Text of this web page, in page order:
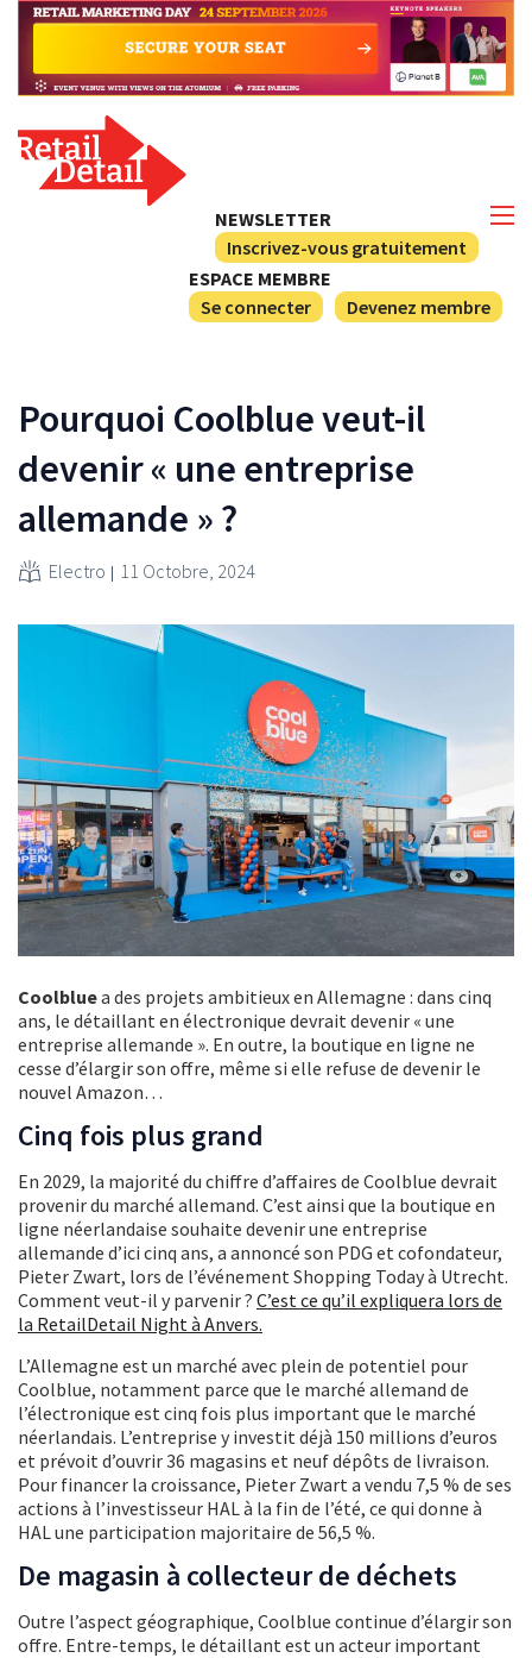
NEWSLETTER
Inscrivez-vous gratuitement
ESPACE MEMBRE
Se connecter
Devenez membre
Pourquoi Coolblue veut-il
devenir « une entreprise
allemande » ?
Electro 11 Octobre, 2024
Coolbluea des projets ambitieux en Allemagne : dans cinq
ans, le détaillant en électronique devrait devenir « une
entreprise allemande ». En outre, la boutique en ligne ne
cesse d’élargir son offre, même si elle refuse de devenir le
nouvel Amazon…
Cinq fois plus grand
En 2029, la majorité du chiffre d’affaires de Coolblue devrait
provenir du marché allemand. C’est ainsi que la boutique en
ligne néerlandaise souhaite devenir une entreprise
allemande d’ici cinq ans, a annoncé son PDG et cofondateur,
Pieter Zwart, lors de l’événement Shopping Today à Utrecht.
Comment veut-il y parvenir ? C’est ce qu’il expliquera lors de
la RetailDetail Night à Anvers.
L’Allemagne est un marché avec plein de potentiel pour
Coolblue, notamment parce que le marché allemand de
l’électronique est cinq fois plus important que le marché
néerlandais. L’entreprise y investit déjà 150 millions d’euros
et prévoit d’ouvrir 36 magasins et neuf dépôts de livraison.
Pour financer la croissance, Pieter Zwart a vendu 7,5 % de ses
actions à l’investisseur HAL à la fin de l’été, ce qui donne à
HAL une participation majoritaire de 56,5 %.
De magasin à collecteur de déchets
Outre l’aspect géographique, Coolblue continue d’élargir son
offre. Entre-temps, le détaillant est un acteur important